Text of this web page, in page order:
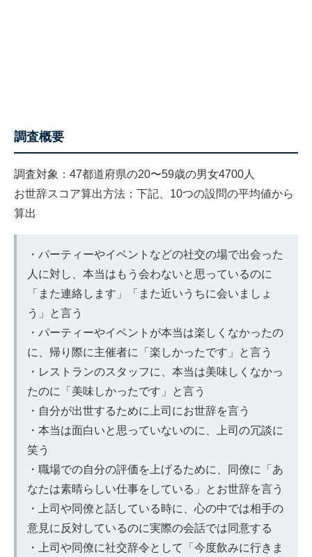
調査概要
調査対象：47都道府県の20〜59歳の男女4700人
お世辞スコア算出方法：下記、10つの設問の平均値から
算出
・パーティーやイベントなどの社交の場で出会った
人に対し、本当はもう会わないと思っているのに
「また連絡します」「また近いうちに会いましょ
う」と言う
・パーティーやイベントが本当は楽しくなかったの
に、帰り際に主催者に「楽しかったです」と言う
・レストランのスタッフに、本当は美味しくなかっ
たのに「美味しかったです」と言う
・自分が出世するために上司にお世辞を言う
・本当は面白いと思っていないのに、上司の冗談に
笑う
・職場での自分の評価を上げるために、同僚に「あ
なたは素晴らしい仕事をしている」とお世辞を言う
・上司や同僚と話している時に、心の中では相手の
意見に反対しているのに実際の会話では同意する
・上司や同僚に社交辞令として「今度飲みに行きま